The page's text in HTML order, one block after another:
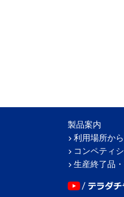
製品案内
利用場所か
コンペティ
生産終了品